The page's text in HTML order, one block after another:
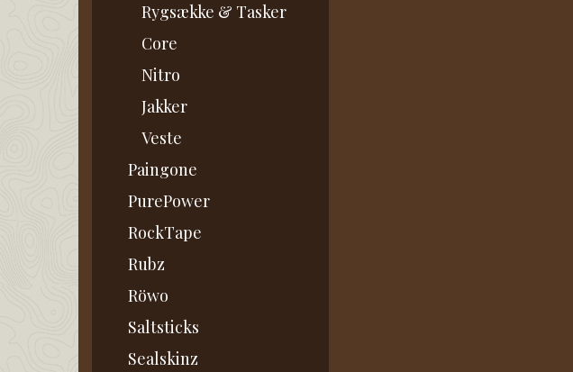
Rygsække & Tasker
Core
Nitro
Jakker
Veste
Paingone
PurePower
RockTape
Rubz
Röwo
Saltsticks
Sealskinz